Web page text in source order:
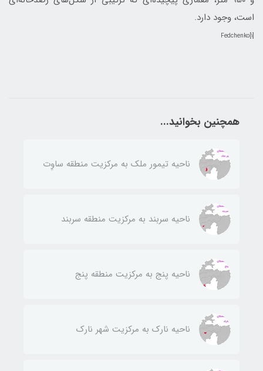
است، وجود دارد.
[1]Fedchenko
همچنین بخوانید...
ناحيه تيمور ملك به مركزيت منطقه ساوِت
ناحيه سربند به مركزيت منطقه سربند
ناحيه پنج به مركزيت منطقه پنج
ناحيه نارك به مركزيت شهر نارك